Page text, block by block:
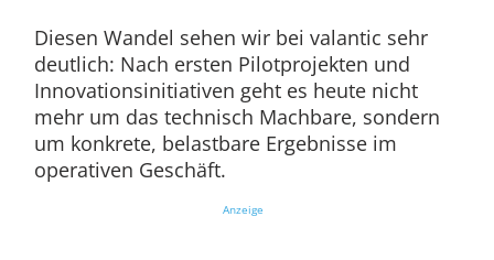
Diesen Wandel sehen wir bei valantic sehr
deutlich: Nach ersten Pilotprojekten und
Innovationsinitiativen geht es heute nicht
mehr um das technisch Machbare, sondern
um konkrete, belastbare Ergebnisse im
operativen Geschäft.
Anzeige